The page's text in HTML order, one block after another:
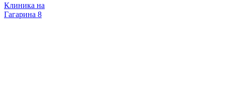
Клиника на
Гагарина 8